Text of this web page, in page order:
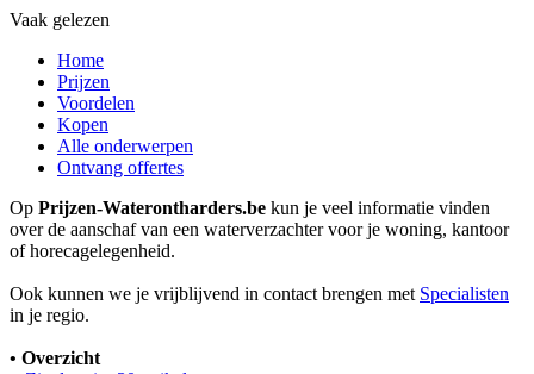
Vaak gelezen
Home
Prijzen
Voordelen
Kopen
Alle onderwerpen
Ontvang offertes
Op Prijzen-Waterontharders.be kun je veel informatie vinden
over de aanschaf van een waterverzachter voor je woning, kantoor
of horecagelegenheid.
Ook kunnen we je vrijblijvend in contact brengen met Specialisten
in je regio.
• Overzicht